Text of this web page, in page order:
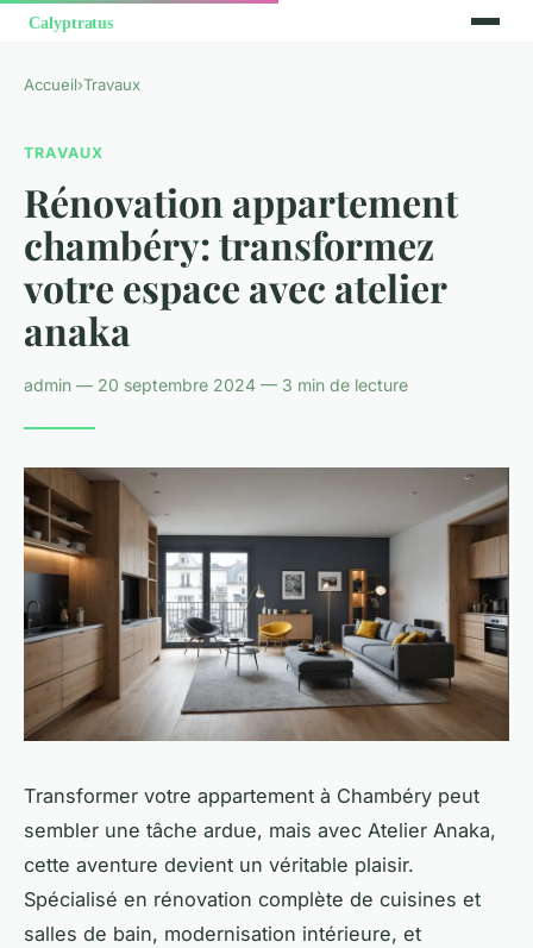
Accueil›Travaux
TRAVAUX
Rénovation appartement
chambéry: transformez
votre espace avec atelier
anaka
admin — 20 septembre 2024 — 3 min de lecture
Transformer votre appartement à Chambéry peut
sembler une tâche ardue, mais avec Atelier Anaka,
cette aventure devient un véritable plaisir.
Spécialisé en rénovation complète de cuisines et
salles de bain, modernisation intérieure, et